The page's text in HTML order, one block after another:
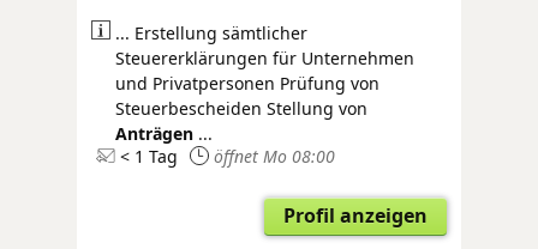
... Erstellung sämtlicher
Steuererklärungen für Unternehmen
und Privatpersonen Prüfung von
Steuerbescheiden Stellung von
Anträgen ...
< 1 Tag
öffnet Mo 08:00
Profil anzeigen